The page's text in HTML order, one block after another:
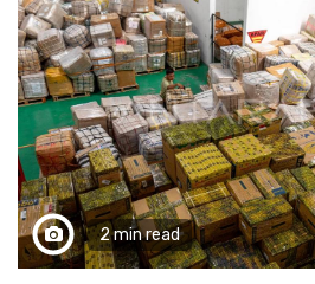
2 min read